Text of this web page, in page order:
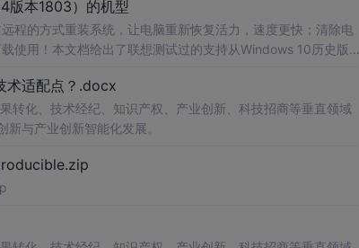
版本1803）的机型
程的方式重装系统，让电脑重新恢复活力，速度更快；清除电
使用！本文档给出了联想测试过的支持从Windows 10历史版本
术适配点？.docx
转化、技术经纪、知识产权、产业创新、科技招商等垂直领域
与产业创新智能化发展。